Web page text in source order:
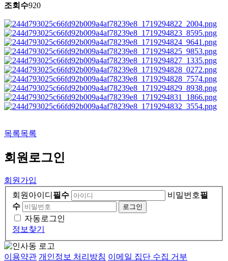
조회수920
목록목록
회원 로그인
회원가입
회원아이디 필수 비밀번호필
수
자동로그인
정보찾기
이용약관 개인정보 처리방침 이메일 집단 수집 거부